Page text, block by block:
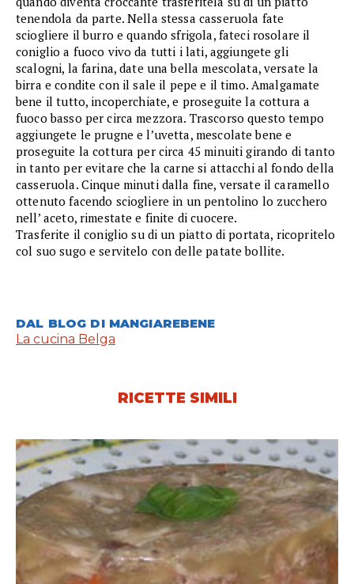
tenendola da parte. Nella stessa casseruola fate
sciogliere il burro e quando sfrigola, fateci rosolare il
coniglio a fuoco vivo da tutti i lati, aggiungete gli
scalogni, la farina, date una bella mescolata, versate la
birra e condite con il sale il pepe e il timo. Amalgamate
bene il tutto, incoperchiate, e proseguite la cottura a
fuoco basso per circa mezzora. Trascorso questo tempo
aggiungete le prugne e l’uvetta, mescolate bene e
proseguite la cottura per circa 45 minuiti girando di tanto
in tanto per evitare che la carne si attacchi al fondo della
casseruola. Cinque minuti dalla fine, versate il caramello
ottenuto facendo sciogliere in un pentolino lo zucchero
nell’ aceto, rimestate e finite di cuocere.
Trasferite il coniglio su di un piatto di portata, ricopritelo
col suo sugo e servitelo con delle patate bollite.
DAL BLOG DI MANGIAREBENE
La cucina Belga
RICETTE SIMILI